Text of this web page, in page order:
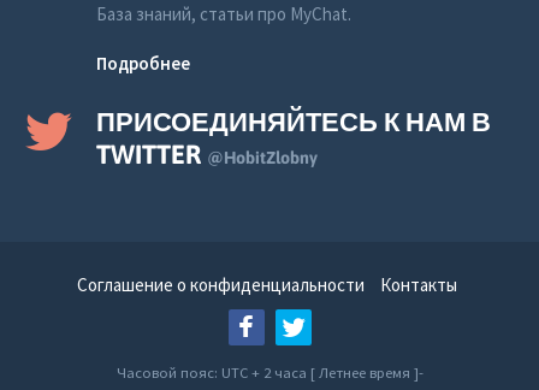
База знаний, статьи про MyChat.
Подробнее
ПРИСОЕДИНЯЙТЕСЬ К НАМ В
TWITTER @HobitZlobny
Соглашение о конфиденциальности Контакты
Часовой пояс: UTC + 2 часа [ Летнее время ]-